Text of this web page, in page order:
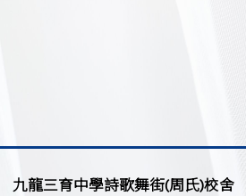
九龍三育中學詩歌舞街(周氏)校舍